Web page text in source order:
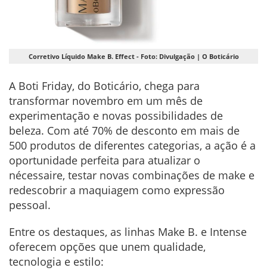
Corretivo Líquido Make B. Effect - Foto: Divulgação | O Boticário
A Boti Friday, do Boticário, chega para
transformar novembro em um mês de
experimentação e novas possibilidades de
beleza. Com até 70% de desconto em mais de
500 produtos de diferentes categorias, a ação é a
oportunidade perfeita para atualizar o
nécessaire, testar novas combinações de make e
redescobrir a maquiagem como expressão
pessoal.
Entre os destaques, as linhas Make B. e Intense
oferecem opções que unem qualidade,
tecnologia e estilo: